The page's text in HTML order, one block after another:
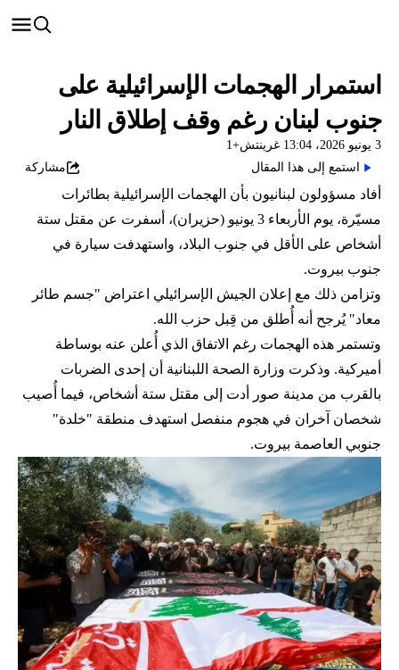
استمرار الهجمات الإسرائيلية على
جنوب لبنان رغم وقف إطلاق النار
3 يونيو 2026، 13:04 غرينتش+1
استمع إلى هذا المقال
مشاركة
أفاد مسؤولون لبنانيون بأن الهجمات الإسرائيلية بطائرات
مسيّرة، يوم الأربعاء 3 يونيو (حزيران)، أسفرت عن مقتل ستة
أشخاص على الأقل في جنوب البلاد، واستهدفت سيارة في
جنوب بيروت.
وتزامن ذلك مع إعلان الجيش الإسرائيلي اعتراض "جسم طائر
معاد" يُرجح أنه أُطلق من قِبل حزب الله.
وتستمر هذه الهجمات رغم الاتفاق الذي أُعلن عنه بوساطة
أميركية. وذكرت وزارة الصحة اللبنانية أن إحدى الضربات
بالقرب من مدينة صور أدت إلى مقتل ستة أشخاص، فيما أُصيب
شخصان آخران في هجوم منفصل استهدف منطقة "خلدة"
جنوبي العاصمة بيروت.